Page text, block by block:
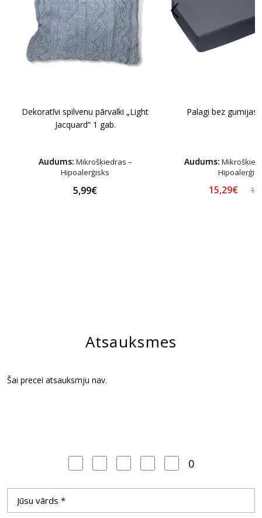
Dekoratīvi spilvenu pārvalki „Light
Jacquard“ 1 gab.
Audums: Mikrošķiedras –
Hipoalerģisks
5,99€
Palagi bez gumijas
Audums:
15,29€
Atsauksmes
Šai precei atsauksmju nav.
0